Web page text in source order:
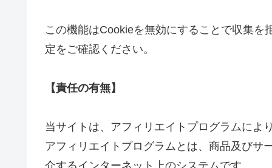
この機能はCookieを無効にすることで収集
定をご確認ください。
【責任の有無】
当サイトは、アフィリエイトプログラムによ
アフィリエイトプログラムとは、商品及びサ